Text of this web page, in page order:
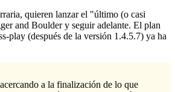
quieren lanzar el "último (o casi
and Boulder y seguir adelante. El plan
play (después de la versión 1.4.5.7) ya ha
a la finalización de lo que